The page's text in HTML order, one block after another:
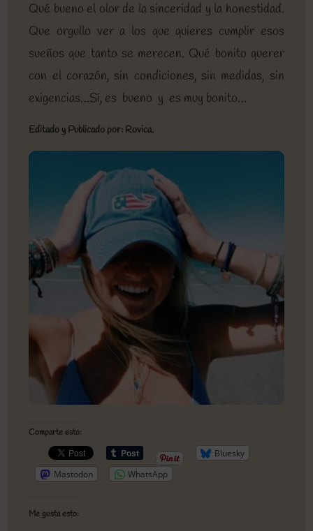
Qué bueno el olor de la sinceridad y la honestidad.
Que orgullo ver a los que quieres cumplir esos
sueños que tanto se merecen. Qué bonito querer
con el corazón, sin condiciones, sin medidas, sin
exigencias…Sí, es bueno y es muy bonito…
Editado y Publicado por: Rovica.
Comparte esto:
Bluesky
Mastodon
WhatsApp
Me gusta esto: